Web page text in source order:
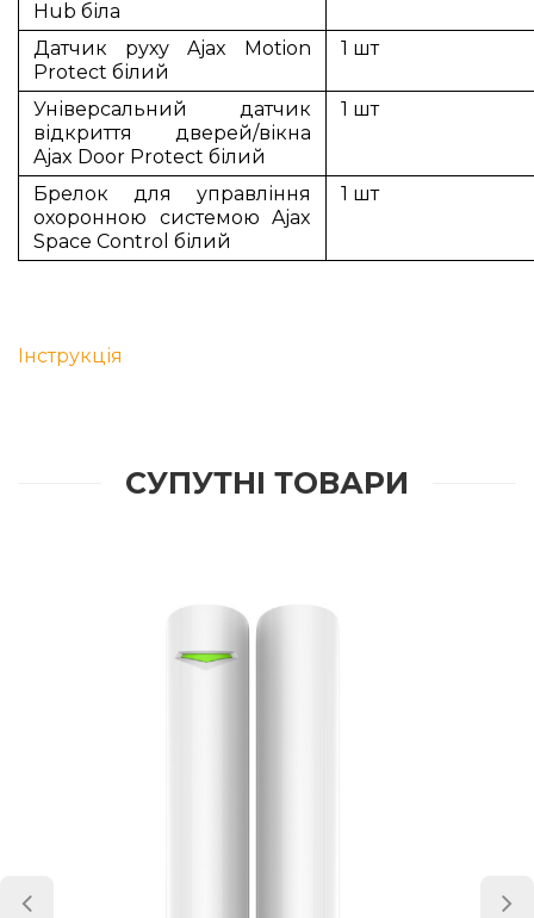
Hubбіла
Датчик
руху Ajax Motion
Protectбілий
1 шт
Універсальний датчик
відкриття дверей/вікна
Ajax Door Protectбілий
1 шт
Брелок для управління
охоронною системою Ajax
Space Controlбілий
1 шт
Інструкція
СУПУТНІ ТОВАРИ